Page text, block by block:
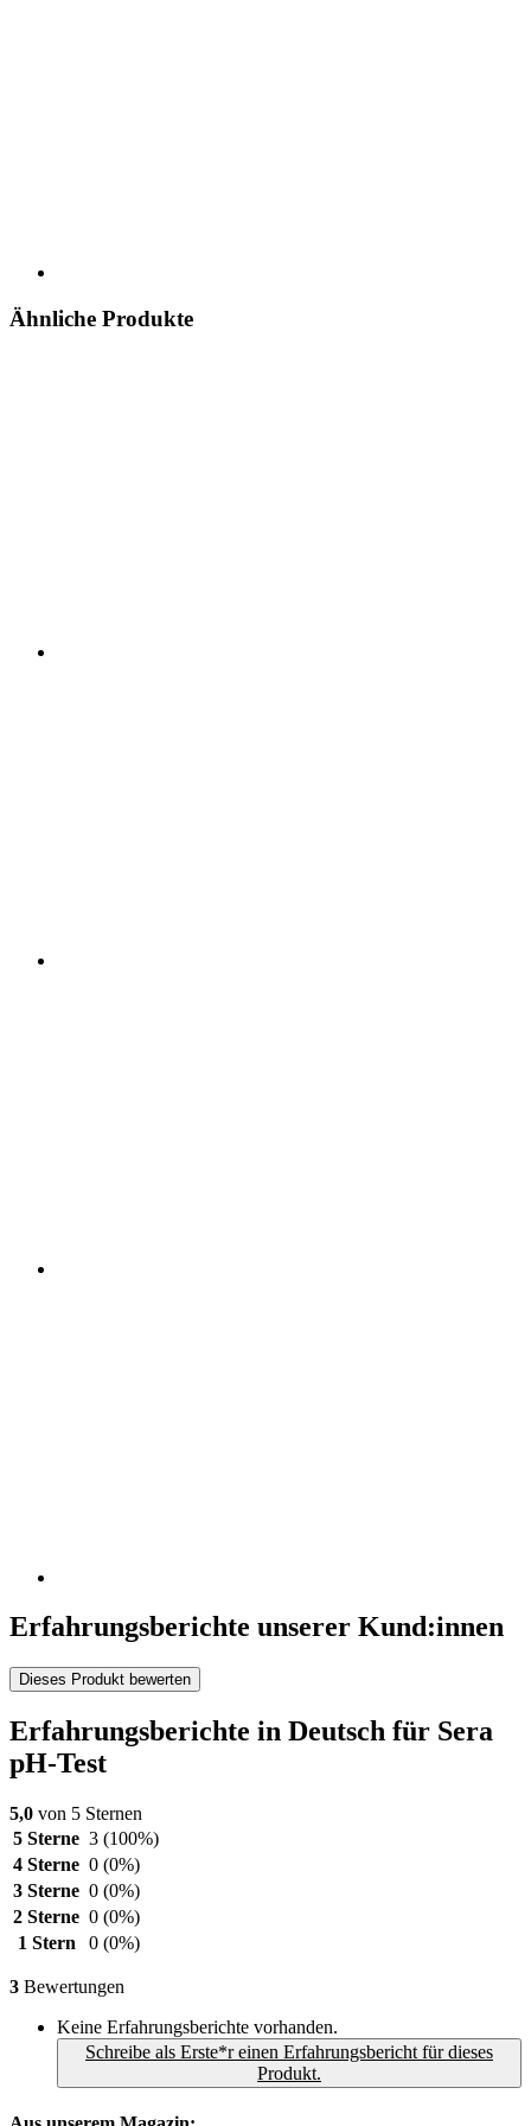
Ähnliche Produkte
Erfahrungsberichte unserer Kund:innen
Dieses Produkt bewerten
Erfahrungsberichte in Deutsch für Sera
pH-Test
5,0 von 5 Sternen
5 Sterne 3 (100%)
4 Sterne 0 (0%)
3 Sterne 0 (0%)
2 Sterne 0 (0%)
1 Stern
0 (0%)
3 Bewertungen
Keine Erfahrungsberichte vorhanden.
Schreibe als Erste*r einen Erfahrungsbericht für dieses
Produkt.